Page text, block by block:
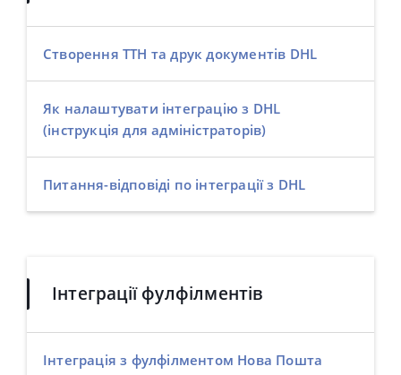
Створення ТТН та друк документів DHL
Як налаштувати інтеграцію з DHL
(інструкція для адміністраторів)
Питання-відповіді по інтеграції з DHL
Інтеграції фулфілментів
Інтеграція з фулфілментом Нова Пошта